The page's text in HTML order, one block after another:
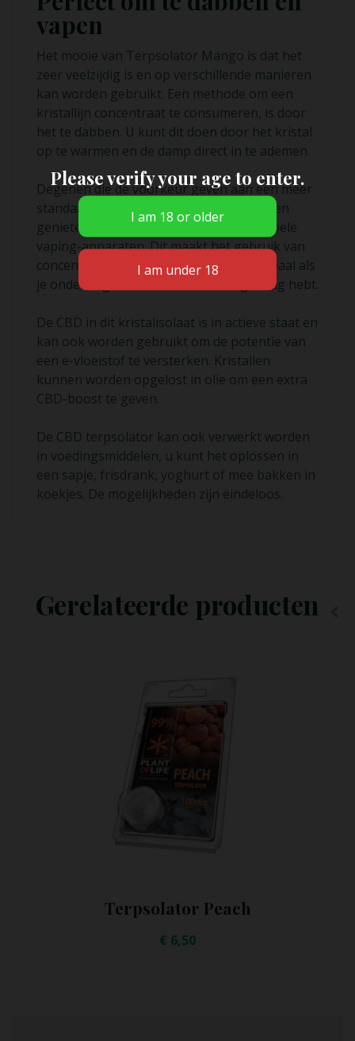
vapen
Het mooie van Terpsolator Mango is dat het
zeer veelzijdig is en op verschillende manieren
kan worden gebruikt. Een methode om een
kristallijn concentraat te consumeren, is door
het te dabben. U kunt dit doen door het kristal
op te warmen en de damp direct in te ademen.
Degenen die de voorkeur geven aan een meer
standaard manier van verdampen, kunnen
genieten van dit concentraat in compatibele
vaping-apparaten. Dit maakt het gebruik van
concentraten ook veel draagbaarder, ideaal als
je onderweg sterke CBD-verlichting nodig hebt.
De CBD in dit kristalisolaat is in actieve staat en
kan ook worden gebruikt om de potentie van
een e-vloeistof te versterken. Kristallen
kunnen worden opgelost in olie om een extra
CBD-boost te geven.
De CBD terpsolator kan ook verwerkt worden
in voedingsmiddelen, u kunt het oplossen in
een sapje, frisdrank, yoghurt of mee bakken in
koekjes. De mogelijkheden zijn eindeloos.
Gerelateerde producten
Terpsolator Cherry
€ 6,50
Lees Meer
Please verify your age to enter.